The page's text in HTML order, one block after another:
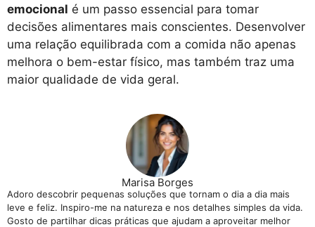
emocional é um passo essencial para tomar
decisões alimentares mais conscientes. Desenvolver
uma relação equilibrada com a comida não apenas
melhora o bem-estar físico, mas também traz uma
maior qualidade de vida geral.
Marisa Borges
Adoro descobrir pequenas soluções que tornam o dia a dia mais
leve e feliz. Inspiro-me na natureza e nos detalhes simples da vida.
Gosto de partilhar dicas práticas que ajudam a aproveitar melhor